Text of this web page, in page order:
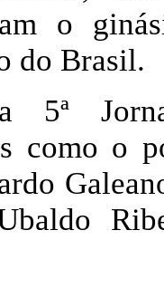
o
do Brasil.
5ª
como o